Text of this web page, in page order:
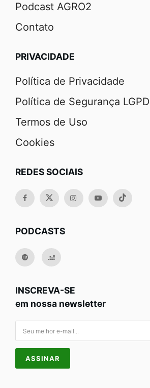
Podcast AGRO2
Contato
PRIVACIDADE
Política de Privacidade
Política de Segurança LGPD
Termos de Uso
Cookies
REDES SOCIAIS
PODCASTS
INSCREVA-SE
em nossa newsletter